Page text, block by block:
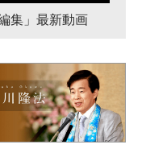
集」最新動画